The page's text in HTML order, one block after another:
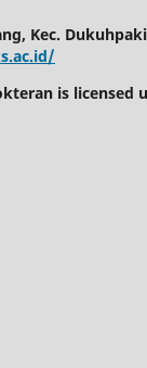
Kec.
is licensed